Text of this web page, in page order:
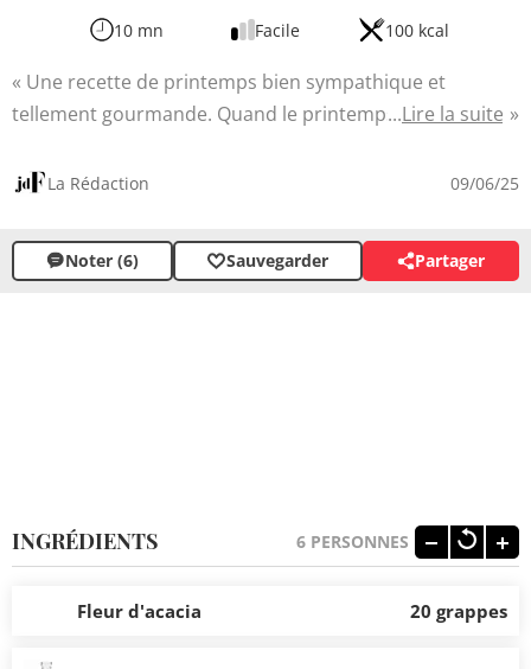
10 mn Facile 100 kcal
Une recette de printemps bien sympathique et
tellement gourmande. Quand le printemps s'installe, les
leur parfum envoûtant. Cette recette simple et originale
croustillants, un dessert surprenant qui ravira vos
papilles tout en éveillant votre curiosité culinaire avec la
Lire la suite
La Rédaction 09/06/25
Noter (6) Sauvegarder Partager
INGRÉDIENTS 6 PERSONNES
Fleur d'acacia 20 grappes